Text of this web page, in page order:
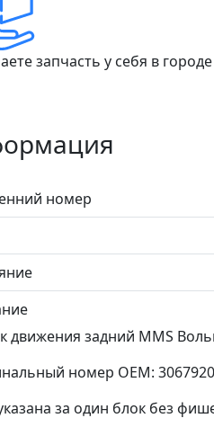
запчасть у себя в
номер
движения задний MMS
номер OEM:
за один блок без